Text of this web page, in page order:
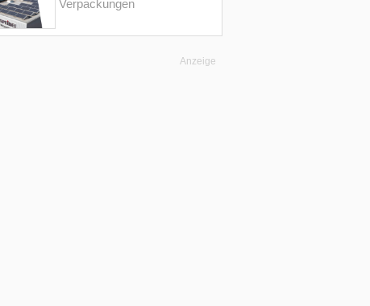
Verpackungen
Anzeige